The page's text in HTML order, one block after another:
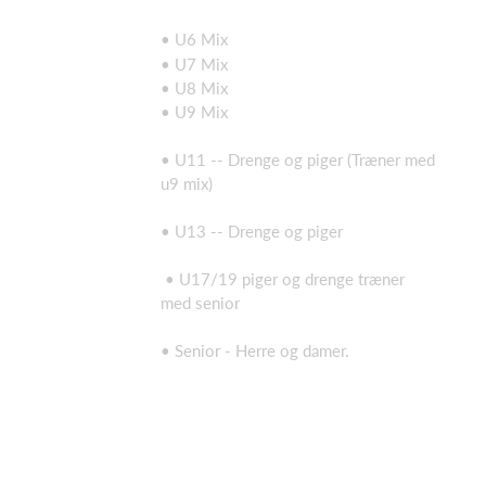
• U6 Mix
• U7 Mix
• U8 Mix
• U9 Mix
• U11 -- Drenge og piger (Træner med
u9 mix)
• U13 -- Drenge og piger
• U17/19 piger og drenge træner
med senior
• Senior - Herre og damer.